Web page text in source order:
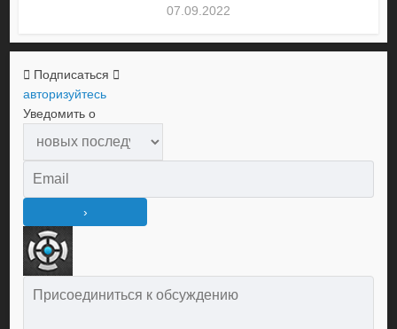
07.09.2022
Подписаться
авторизуйтесь
Уведомить о